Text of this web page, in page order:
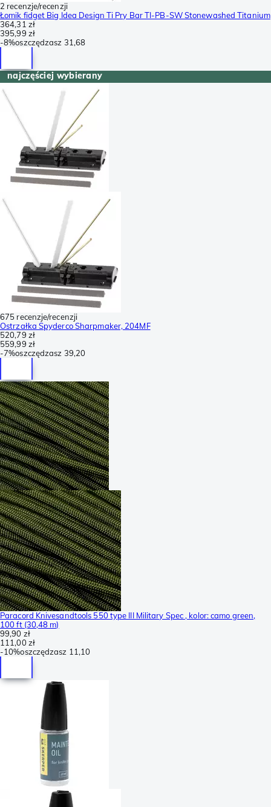
2 recenzje/recenzji
Łomik fidget Big Idea Design Ti Pry Bar TI-PB-SW Stonewashed Titanium
364,31 zł
395,99 zł
-8%oszczędzasz 31,68
najczęściej wybierany
675 recenzje/recenzji
Ostrzałka Spyderco Sharpmaker, 204MF
520,79 zł
559,99 zł
-7%oszczędzasz 39,20
Paracord Knivesandtools 550 type III Military Spec , kolor: camo green,
100 ft (30,48 m)
99,90 zł
111,00 zł
-10%oszczędzasz 11,10